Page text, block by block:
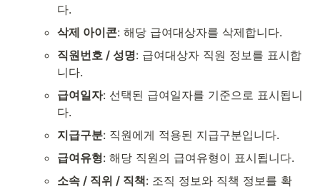
다.
삭제 아이콘: 해당 급여대상자를 삭제합니다.
직원번호 / 성명: 급여대상자 직원 정보를 표시합
니다.
급여일자: 선택된 급여일자를 기준으로 표시됩니
다.
지급구분: 직원에게 적용된 지급구분입니다.
급여유형: 해당 직원의 급여유형이 표시됩니다.
소속 / 직위 / 직책: 조직 정보와 직책 정보를 확